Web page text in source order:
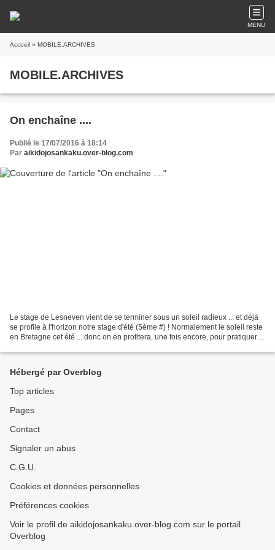
MENU
Accueil » MOBILE.ARCHIVES
MOBILE.ARCHIVES
On enchaîne ....
Publié le 17/07/2016 à 18:14
Par aikidojosankaku.over-blog.com
Le stage de Lesneven vient de se terminer sous un soleil radieux ... et déjà
se profile à l'horizon notre stage d'été (5ème #) ! Normalement le soleil reste
en Bretagne cet été ... donc on en profitera, une fois encore, pour pratiquer
Hébergé par Overblog
Top articles
Pages
Contact
Signaler un abus
C.G.U.
Cookies et données personnelles
Préférences cookies
Voir le profil de aikidojosankaku.over-blog.com sur le portail
Overblog